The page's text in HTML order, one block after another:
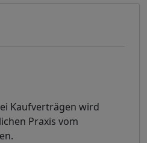
Kaufverträgen wird
Praxis vom